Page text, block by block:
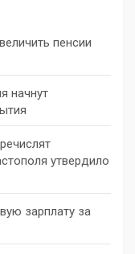
пенсии
начнут
утвердило
зарплату за